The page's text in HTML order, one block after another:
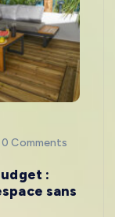
0 Comments
:
sans